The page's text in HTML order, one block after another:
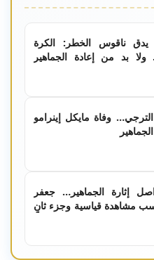
يدق ناقوس الخطر: الكرة
ولا بد من إعادة الجماهير
وفاة مايكل إينرامو
إثارة الجماهير… جعفر
مشاهدة قياسية وجزء ثانٍ